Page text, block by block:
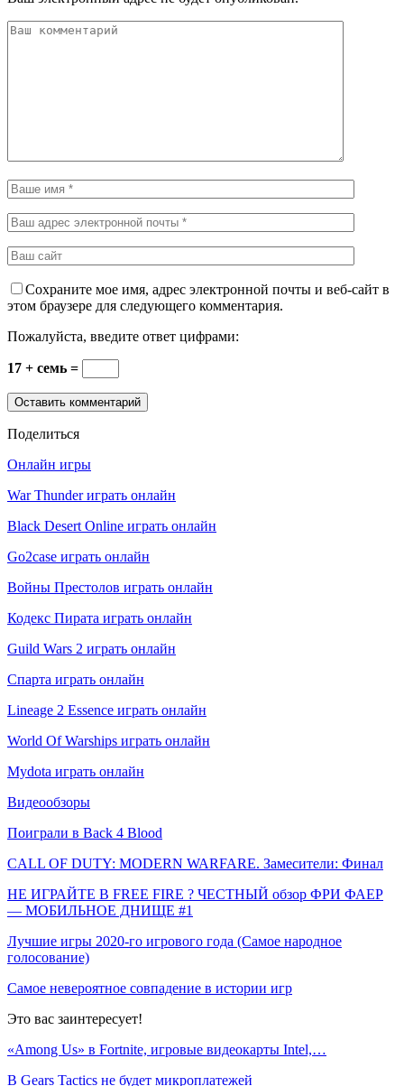
Сохраните мое имя, адрес электронной почты и веб-сайт в
этом браузере для следующего комментария.
Пожалуйста, введите ответ цифрами:
17 + семь =
Поделиться
Онлайн игры
War Thunder играть онлайн
Black Desert Online играть онлайн
Go2case играть онлайн
Войны Престолов играть онлайн
Кодекс Пирата играть онлайн
Guild Wars 2 играть онлайн
Спарта играть онлайн
Lineage 2 Essence играть онлайн
World Of Warships играть онлайн
Mydota играть онлайн
Видеообзоры
Поиграли в Back 4 Blood
CALL OF DUTY: MODERN WARFARE. Замесители: Финал
НЕ ИГРАЙТЕ В FREE FIRE ? ЧЕСТНЫЙ обзор ФРИ ФАЕР
— МОБИЛЬНОЕ ДНИЩЕ #1
Лучшие игры 2020-го игрового года (Самое народное
голосование)
Самое невероятное совпадение в истории игр
Это вас заинтересует!
«Among Us» в Fortnite, игровые видеокарты Intel,…
В Gears Tactics не будет микроплатежей